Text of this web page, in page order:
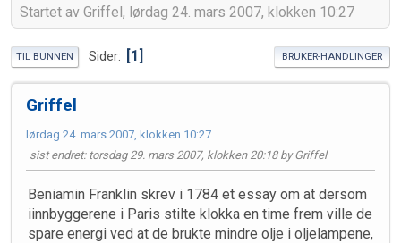
Startet av Griffel, lørdag 24. mars 2007, klokken 10:27
TIL BUNNEN Sider 1 BRUKER-HANDLINGER
Griffel
lørdag 24. mars 2007, klokken 10:27
sist endret: torsdag 29. mars 2007, klokken 20:18 by Griffel
Beniamin Franklin skrev i 1784 et essay om at dersom
iinnbyggerene i Paris stilte klokka en time frem ville de
spare energi ved at de brukte mindre olje i oljelampene,